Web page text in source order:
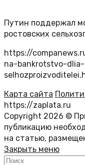
Путин поддержал
ростовских
https://
na-bankrotstvo-
Карта сайта
https://zaplata.ru
Copyright 2026 ©
публикацию
на статью,
Закрыть меню